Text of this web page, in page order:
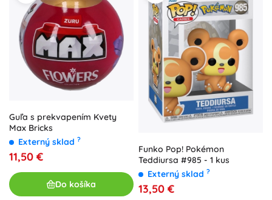
Guľa s prekvapením Kvety
Max Bricks
Externý sklad ?
11,50 €
Do košíka
Funko Pop! Pokémon
Teddiursa #985 - 1 kus
Externý sklad ?
13,50 €